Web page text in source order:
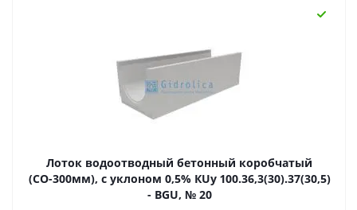
Лоток водоотводный бетонный коробчатый
(СО-300мм), с уклоном 0,5% КUу 100.36,3(30).37(30,5)
- BGU, № 20